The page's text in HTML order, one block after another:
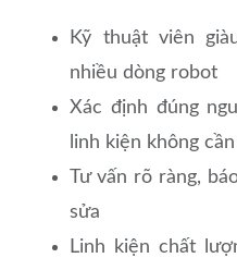
Kỹ thuật viên
nhiều dòng robot
Xác định đúng
linh kiện không
Tư vấn rõ ràng,
sửa
Linh kiện chất